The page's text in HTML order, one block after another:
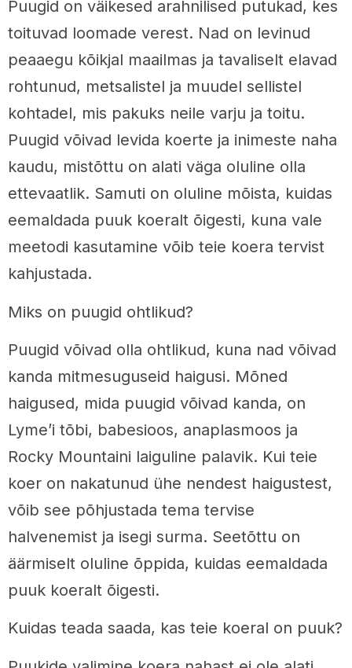
Puugid on väikesed arahnilised putukad, kes
toituvad loomade verest. Nad on levinud
peaaegu kõikjal maailmas ja tavaliselt elavad
rohtunud, metsalistel ja muudel sellistel
kohtadel, mis pakuks neile varju ja toitu.
Puugid võivad levida koerte ja inimeste naha
kaudu, mistõttu on alati väga oluline olla
ettevaatlik. Samuti on oluline mõista, kuidas
eemaldada puuk koeralt õigesti, kuna vale
meetodi kasutamine võib teie koera tervist
kahjustada.
Miks on puugid ohtlikud?
Puugid võivad olla ohtlikud, kuna nad võivad
kanda mitmesuguseid haigusi. Mõned
haigused, mida puugid võivad kanda, on
Lyme’i tõbi, babesioos, anaplasmoos ja
Rocky Mountaini laiguline palavik. Kui teie
koer on nakatunud ühe nendest haigustest,
võib see põhjustada tema tervise
halvenemist ja isegi surma. Seetõttu on
äärmiselt oluline õppida, kuidas eemaldada
puuk koeralt õigesti.
Kuidas teada saada, kas teie koeral on puuk?